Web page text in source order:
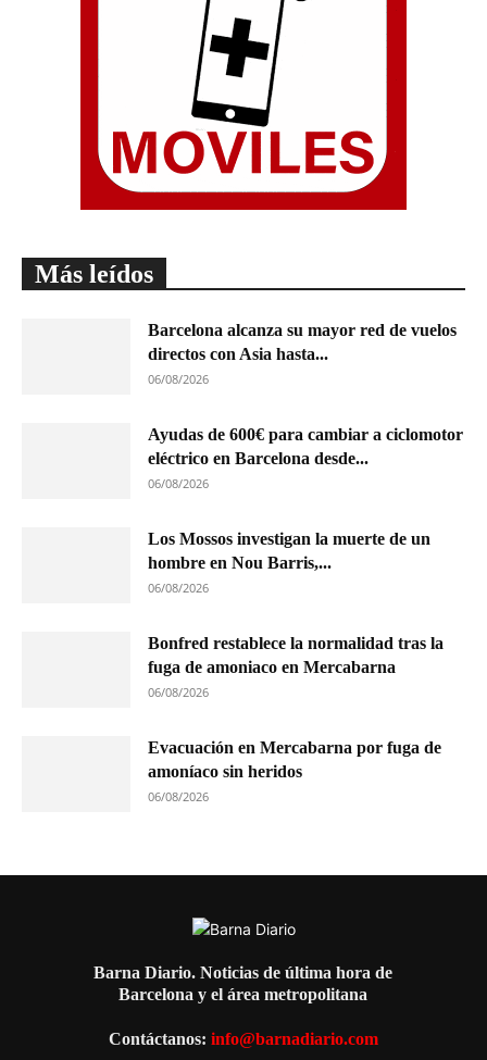
Más leídos
Barcelona alcanza su mayor red de vuelos
directos con Asia hasta...
06/08/2026
Ayudas de 600€ para cambiar a ciclomotor
eléctrico en Barcelona desde...
06/08/2026
Los Mossos investigan la muerte de un
hombre en Nou Barris,...
06/08/2026
Bonfred restablece la normalidad tras la
fuga de amoniaco en Mercabarna
06/08/2026
Evacuación en Mercabarna por fuga de
amoníaco sin heridos
06/08/2026
Barna Diario. Noticias de última hora de
Barcelona y el área metropolitana
Contáctanos: info@barnadiario.com